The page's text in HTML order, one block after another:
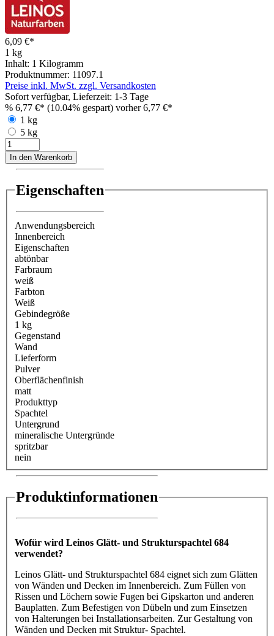
6,09 €*
1 kg
Inhalt: 1 Kilogramm
Produktnummer: 11097.1
Preise inkl. MwSt. zzgl. Versandkosten
Sofort verfügbar, Lieferzeit: 1-3 Tage
% 6,77 €* (10.04% gespart) vorher 6,77 €*
1 kg
5 kg
In den Warenkorb
Eigenschaften
Anwendungsbereich
Innenbereich
Eigenschaften
abtönbar
Farbraum
weiß
Farbton
Weiß
Gebindegröße
1 kg
Gegenstand
Wand
Lieferform
Pulver
Oberflächenfinish
matt
Produkttyp
Spachtel
Untergrund
mineralische Untergründe
spritzbar
nein
Produktinformationen
Wofür wird Leinos Glätt- und Strukturspachtel 684
verwendet?
Leinos Glätt- und Strukturspachtel 684 eignet sich zum Glätten
von Wänden und Decken im Innenbereich. Zum Füllen von
Rissen und Löchern sowie Fugen bei Gipskarton und anderen
Bauplatten. Zum Befestigen von Dübeln und zum Einsetzen
von Halterungen bei Installationsarbeiten. Zur Gestaltung von
Wänden und Decken mit Struktur- Spachtel.